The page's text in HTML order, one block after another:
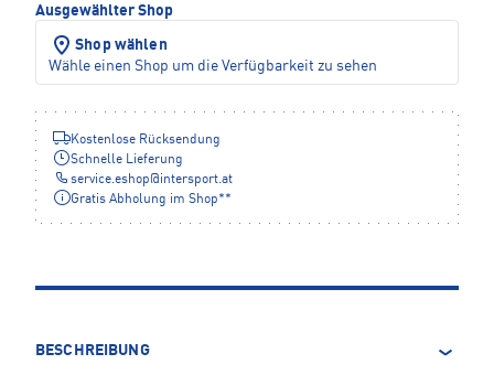
Ausgewählter Shop
Shop wählen
Wähle einen Shop um die Verfügbarkeit zu sehen
Kostenlose Rücksendung
Schnelle Lieferung
service.eshop@intersport.at
Gratis Abholung im Shop**
BESCHREIBUNG